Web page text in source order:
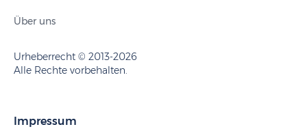
Über uns
Urheberrecht © 2013-2026
Alle Rechte vorbehalten.
Impressum